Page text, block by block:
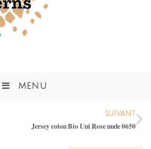
MENU
SUIVANT
Jersey coton Bio Uni Rose nude 0650